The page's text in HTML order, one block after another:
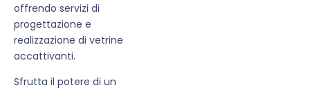
offrendo servizi di
progettazione e
realizzazione di vetrine
accattivanti.
Sfrutta il potere di un